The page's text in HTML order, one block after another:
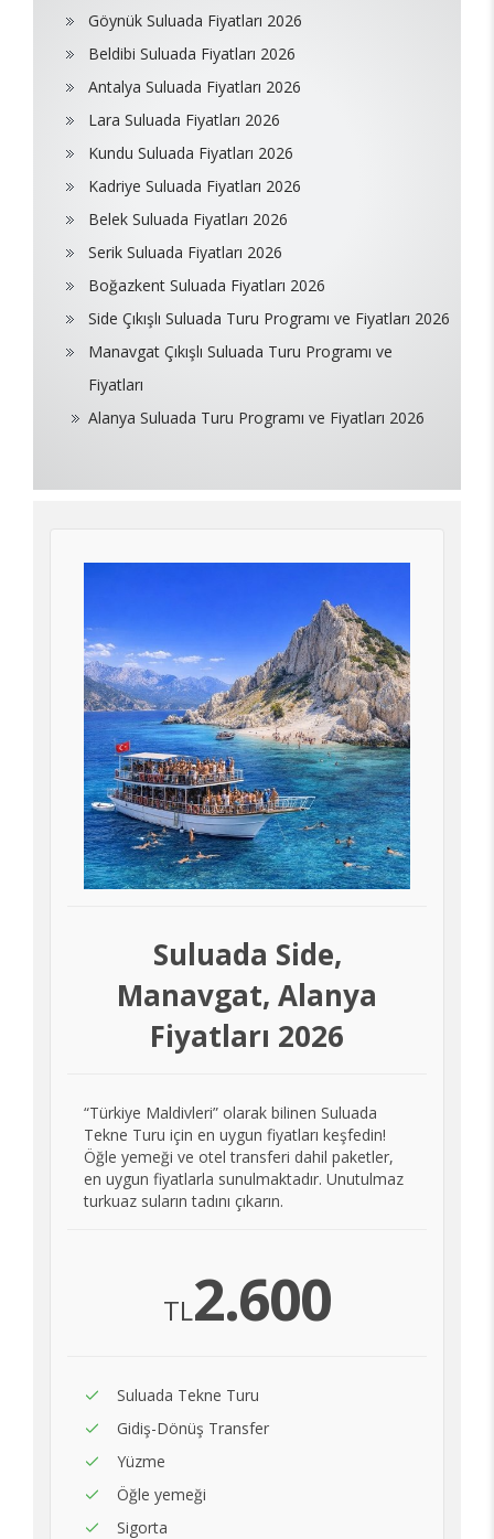
Göynük Suluada Fiyatları 2026
Beldibi Suluada Fiyatları 2026
Antalya Suluada Fiyatları 2026
Lara Suluada Fiyatları 2026
Kundu Suluada Fiyatları 2026
Kadriye Suluada Fiyatları 2026
Belek Suluada Fiyatları 2026
Serik Suluada Fiyatları 2026
Boğazkent Suluada Fiyatları 2026
Side Çıkışlı Suluada Turu Programı ve Fiyatları 2026
Manavgat Çıkışlı Suluada Turu Programı ve
Fiyatları
Alanya Suluada Turu Programı ve Fiyatları 2026
Suluada Side,
Manavgat, Alanya
Fiyatları 2026
“Türkiye Maldivleri” olarak bilinen Suluada
Tekne Turu için en uygun fiyatları keşfedin!
Öğle yemeği ve otel transferi dahil paketler,
en uygun fiyatlarla sunulmaktadır. Unutulmaz
turkuaz suların tadını çıkarın.
TL2.600
Suluada Tekne Turu
Gidiş-Dönüş Transfer
Yüzme
Öğle yemeği
Sigorta